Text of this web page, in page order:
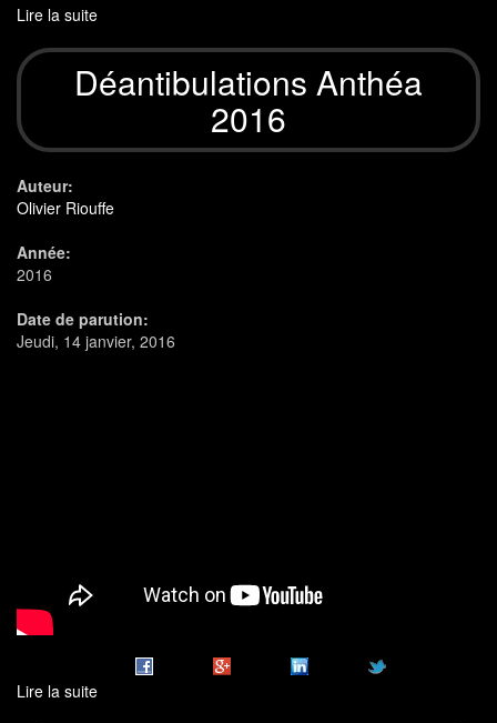
Lire la suite
2017
Déantibulations Anthéa
2016
Auteur:
Olivier Riouffe
Année:
2016
Date de parution:
Jeudi, 14 janvier, 2016
Lire la suite